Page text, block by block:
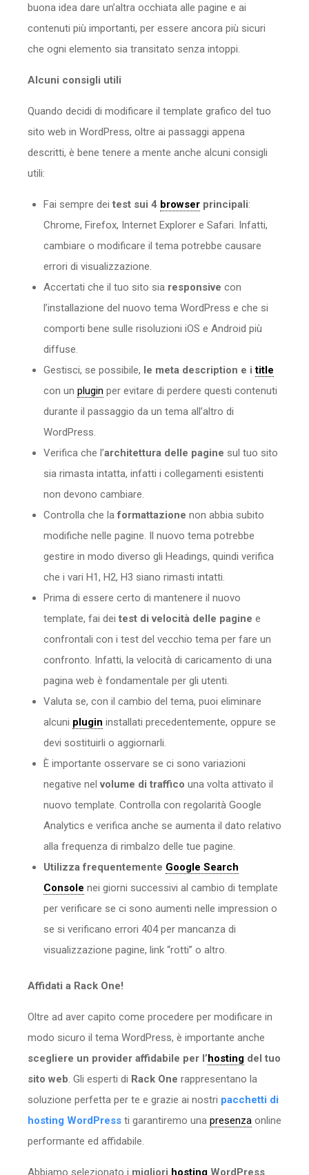
buona idea dare un’altra occhiata alle pagine e ai
contenuti più importanti, per essere ancora più sicuri
che ogni elemento sia transitato senza intoppi.
Alcuni consigli utili
Quando decidi di modificare il template grafico del tuo
sito web in WordPress, oltre ai passaggi appena
descritti, è bene tenere a mente anche alcuni consigli
utili:
Fai sempre dei test sui 4 browserprincipali:
Chrome, Firefox, Internet Explorer e Safari. Infatti,
cambiare o modificare il tema potrebbe causare
errori di visualizzazione.
Accertati che il tuo sito sia responsive con
l’installazione del nuovo tema WordPress e che si
comporti bene sulle risoluzioni iOS e Android più
diffuse.
Gestisci, se possibile, le meta description e ititle
con un plugin per evitare di perdere questi contenuti
durante il passaggio da un tema all’altro di
WordPress.
Verifica che l’architettura delle pagine sul tuo sito
sia rimasta intatta, infatti i collegamenti esistenti
non devono cambiare.
Controlla che laformattazione non abbia subito
modifiche nelle pagine. Il nuovo tema potrebbe
gestire in modo diverso gli Headings, quindi verifica
che i vari H1, H2, H3 siano rimasti intatti.
Prima di essere certo di mantenere il nuovo
template, fai dei test di velocità delle pagine e
confrontali con i test del vecchio tema per fare un
confronto. Infatti, la velocità di caricamento di una
pagina web è fondamentale per gli utenti.
Valuta se, con il cambio del tema, puoi eliminare
alcuni plugin installati precedentemente, oppure se
devi sostituirli o aggiornarli.
È importante osservare se ci sono variazioni
negative nelvolume di traffico una volta attivato il
nuovo template. Controlla con regolarità Google
Analytics e verifica anche se aumenta il dato relativo
alla frequenza di rimbalzo delle tue pagine.
Utilizza frequentemente Google Search
Console nei giorni successivi al cambio di template
per verificare se ci sono aumenti nelle impression o
se si verificano errori 404 per mancanza di
visualizzazione pagine, link “rotti” o altro.
Affidati a Rack One!
Oltre ad aver capito come procedere per modificare in
modo sicuro il tema WordPress, è importante anche
scegliere un provider affidabile per l’hosting del tuo
sito web. Gli esperti di Rack One rappresentano la
soluzione perfetta per te e grazie ai nostri pacchetti di
hosting WordPress ti garantiremo una presenza online
performante ed affidabile.
Abbiamo selezionato i migliori hosting WordPress